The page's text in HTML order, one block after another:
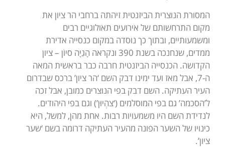
המסורת הנוצרית הביזנטית זיהתה ברחבי הר ציון את
מקום התרחשותם של אירועים תאולוגיים רבים
ומשמעותיים, ובתוך כך נוסדה במקום כנסייה אדירת
ממדים, שנחנכה בשנת 390 ונקראה הָגִיָה סיוֹן – ציון
הקדושה. הכנסייה הביזנטית חרבה כבר בראשית המאה
ה-7, אבל מאז ועד ימינו דבק השם ‘הר ציון’ ברכס שבדרום
העיר העתיקה. השם דבק בפי הנוצרים כמובן, אבל זכה
ל’הסכמה’ גם בפי המוסלמים (‘צהְיוּן’) וגם בפי היהודים.
לנדידת השם היו משמעויות רבות. אחת מהן, למשל, היא
כינויו של השער הפונה מהעיר העתיקה דרומה בשם ‘שער
ציון’.